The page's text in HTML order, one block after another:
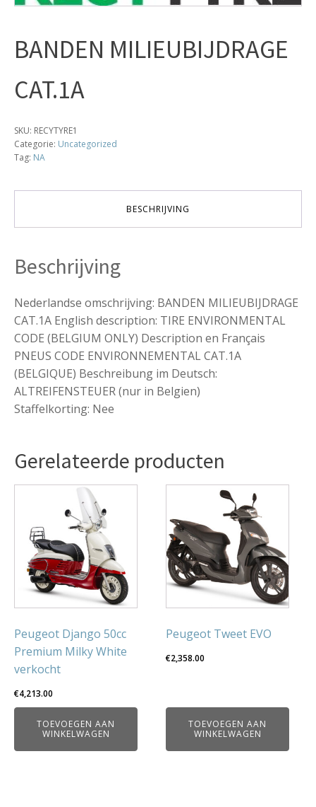
BANDEN MILIEUBIJDRAGE
CAT.1A
SKU: RECYTYRE1
Categorie: Uncategorized
Tag: NA
BESCHRIJVING
Beschrijving
Nederlandse omschrijving: BANDEN MILIEUBIJDRAGE
CAT.1A English description: TIRE ENVIRONMENTAL
CODE (BELGIUM ONLY) Description en Français
PNEUS CODE ENVIRONNEMENTAL CAT.1A
(BELGIQUE) Beschreibung im Deutsch:
ALTREIFENSTEUER (nur in Belgien)
Staffelkorting: Nee
Gerelateerde producten
Peugeot Django 50cc
Premium Milky White
verkocht
€4,213.00
TOEVOEGEN AAN
WINKELWAGEN
Peugeot Tweet EVO
€2,358.00
TOEVOEGEN AAN
WINKELWAGEN